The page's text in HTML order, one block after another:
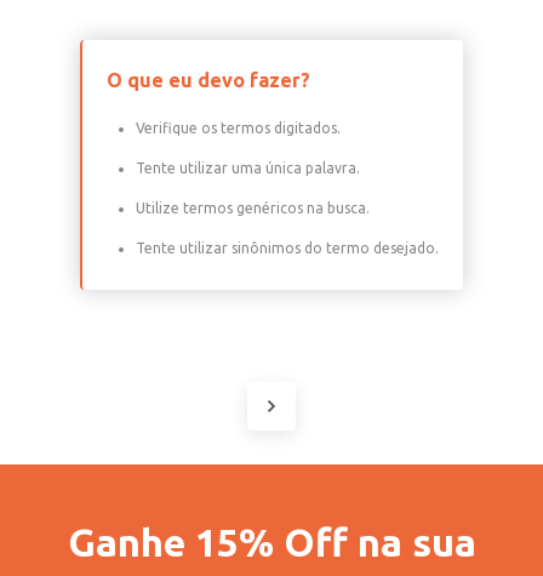
O que eu devo fazer?
Verifique os termos digitados.
Tente utilizar uma única palavra.
Utilize termos genéricos na busca.
Tente utilizar sinônimos do termo desejado.
Ganhe 15% Off na sua